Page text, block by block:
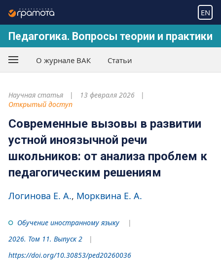
EN
Педагогика. Вопросы теории и практики
О журнале ВАК Статьи
Научная статья
13 февраля 2026
Открытый доступ
Современные вызовы в развитии
устной иноязычной речи
школьников: от анализа проблем к
педагогическим решениям
Логинова Е. А. Морквина Е. А.
Обучение иностранному языку
2026. Том 11. Выпуск 2
https://doi.org/10.30853/ped20260036